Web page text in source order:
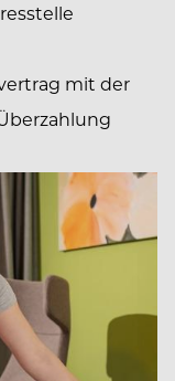
mit der